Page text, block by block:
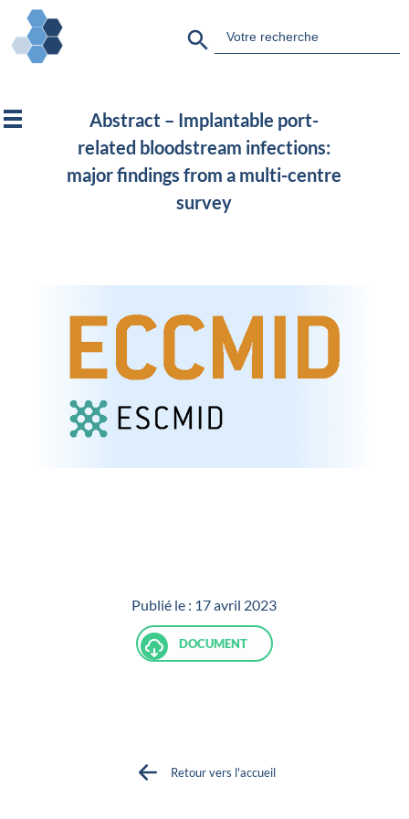
for:
Abstract – Implantable port-
related bloodstream infections:
major findings from a multi-centre
survey
Publié le : 17 avril 2023
DOCUMENT
Retour vers l'accueil